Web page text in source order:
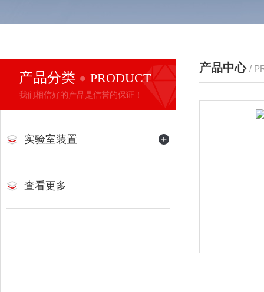
产品分类 PRODUCT
我们相信好的产品是信誉的保证！
实验室装置
查看更多
产品中心 /